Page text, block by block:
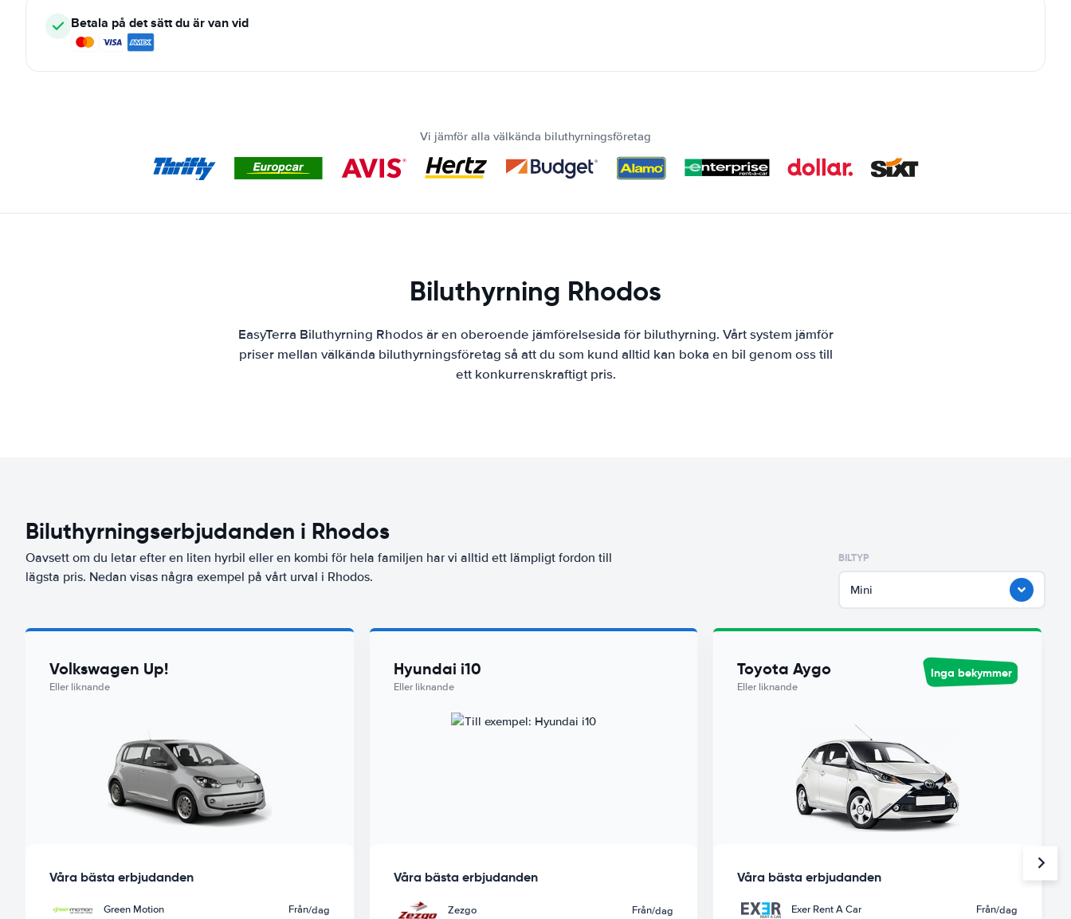
Betala på det sätt du är van vid
Vi jämför alla välkända biluthyrningsföretag
Biluthyrning Rhodos
EasyTerra Biluthyrning Rhodos är en oberoende jämförelsesida för biluthyrning. Vårt system jämför
priser mellan välkända biluthyrningsföretag så att du som kund alltid kan boka en bil genom oss till
ett konkurrenskraftigt pris.
Biluthyrningserbjudanden i Rhodos
Oavsett om du letar efter en liten hyrbil eller en kombi för hela familjen har vi alltid ett lämpligt fordon till
lägsta pris. Nedan visas några exempel på vårt urval i Rhodos.
BILTYP
Mini
Volkswagen Up!
Eller liknande
Våra bästa erbjudanden
Green Motion Från/dag
Hyundai i10
Eller liknande
Våra bästa erbjudanden
Zezgo Från/dag
Toyota Aygo
Eller liknande
Inga bekymmer
Våra bästa erbjudanden
Exer Rent A Car Från/dag